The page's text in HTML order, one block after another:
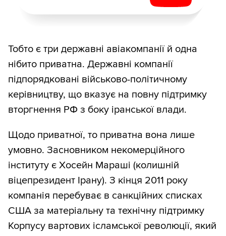
Тобто є три державні авіакомпанії й одна
нібито приватна. Державні компанії
підпорядковані військово-політичному
керівництву, що вказує на повну підтримку
вторгнення РФ з боку іранської влади.
Щодо приватної, то приватна вона лише
умовно. Засновником некомерційного
інституту є Хосейн Мараші (колишній
віцепрезидент Ірану). З кінця 2011 року
компанія перебуває в санкційних списках
США за матеріальну та технічну підтримку
Корпусу вартових ісламської революції, який